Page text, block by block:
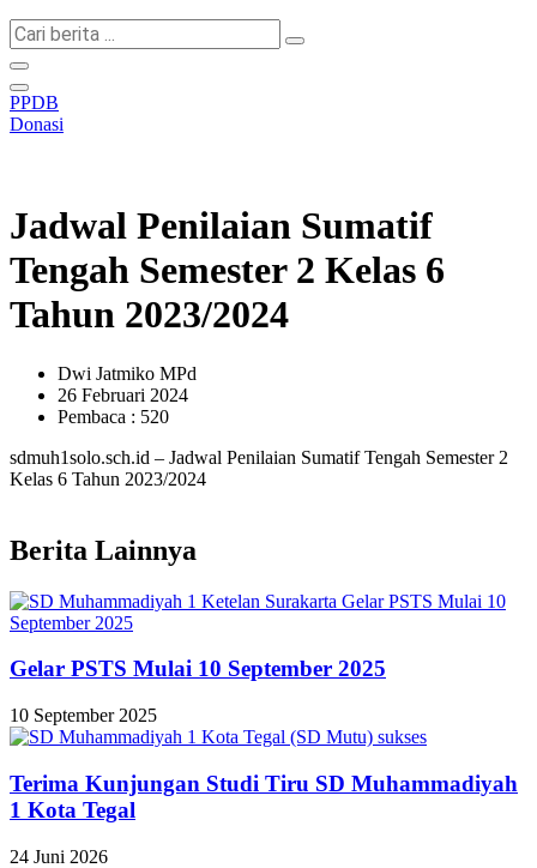
Cari
berita
...
PPDB
Donasi
Jadwal Penilaian Sumatif
Tengah Semester 2 Kelas 6
Tahun 2023/2024
Dwi Jatmiko MPd
26 Februari 2024
Pembaca : 520
sdmuh1solo.sch.id – Jadwal Penilaian Sumatif Tengah Semester 2
Kelas 6 Tahun 2023/2024
Berita Lainnya
Gelar PSTS Mulai 10 September 2025
10 September 2025
Terima Kunjungan Studi Tiru SD Muhammadiyah
1 Kota Tegal
24 Juni 2026